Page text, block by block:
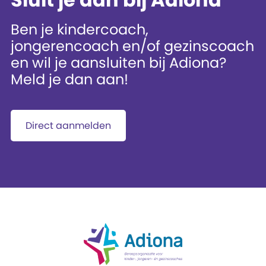
Ben je kindercoach,
jongerencoach en/of gezinscoach
en wil je aansluiten bij Adiona?
Meld je dan aan!
Direct aanmelden